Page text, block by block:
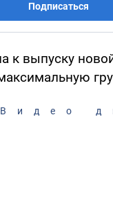
Подписаться
к выпуску
Видео